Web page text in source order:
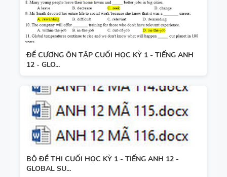
ĐỀ CƯƠNG ÔN TẬP CUỐI HỌC KỲ 1 - TIẾNG ANH
12 - GLO...
BỘ ĐỀ THI CUỐI HỌC KỲ 1 - TIẾNG ANH 12 -
GLOBAL SU...